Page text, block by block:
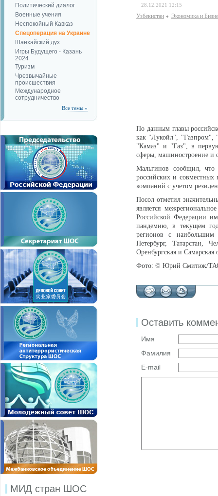
Политический диалог
Военные учения
Неспокойный Кавказ
Спецоперация на Украине
Шанхайский дух
Игры Будущего - Казань
2024
Туризм
Чрезвычайные
происшествия
Международное
сотрудничество
Все темы »
МИД стран ШОС
28.12.2021 12:15
Узбекистан Экономика и
По данным главы
как "Лукойл", "Газпром",
"Камаз" и "Газ", в
сферы, машиностроение и
Мальгинов сообщил,
российских и совместных
компаний с учетом
Посол отметил
является
Российской Федерации
пандемию, в текущем
регионов с наибольшим
Петербург, Татарстан,
Оренбургская и Самарская
Фото: © Юрий Смитюк/
Оставить
Имя
Фамилия
E-mail